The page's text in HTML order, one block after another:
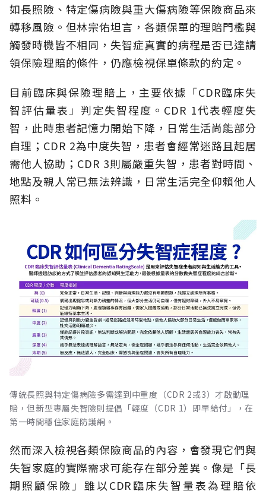
如長照險、特定傷病險與重大傷病險等保險商品來
轉移風險。但林宗佑坦言，各類保單的理賠門檻與
觸發時機皆不相同，失智症真實的病程是否已達請
領保險理賠的條件，仍應檢視保單條款的約定。
目前臨床與保險理賠上，主要依據「CDR臨床失
智評估量表」判定失智程度。CDR 1代表輕度失
智，此時患者記憶力開始下降，日常生活尚能部分
自理；CDR 2為中度失智，患者會經常迷路且起居
需他人協助；CDR 3則屬嚴重失智，患者對時間、
地點及親人常已無法辨識，日常生活完全仰賴他人
照料。
傳統長照與特定傷病險多需達到中重度（CDR 2或3）才啟動理
賠，但新型專屬失智險則提倡「輕度（CDR 1）即早給付」，在
第一時間穩住家庭防護網。
然而深入檢視各類保險商品的內容，會發現它們與
失智家庭的實際需求可能存在部分差異。像是「長
期照顧保險」雖以CDR臨床失智量表為理賠依